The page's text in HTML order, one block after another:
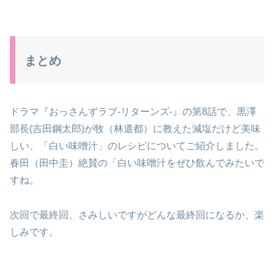
まとめ
ドラマ『おっさんずラブ-リターンズ-』の第8話で、黒澤
部長(吉田鋼太郎)が牧（林遣都）に教えた減塩だけど美味
しい、「白い味噌汁」のレシピについてご紹介しました。
春田（田中圭）絶賛の「白い味噌汁をぜひ飲んでみたいで
すね。
次回で最終回、さみしいですがどんな最終回になるか、楽
しみです。